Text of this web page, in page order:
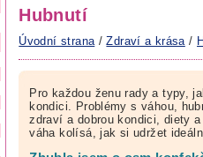
Hubnutí
Úvodní strana /Zdraví a krása /
Pro každou ženu rady a typy,
kondici. Problémy s váhou,
zdraví a dobrou kondici, diety
váha kolísá, jak si udržet